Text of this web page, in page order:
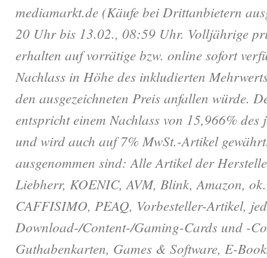
mediamarkt.de (Käufe bei Drittanbietern
20 Uhr bis 13.02., 08:59 Uhr. Volljährige
erhalten auf vorrätige bzw. online sofort
Nachlass in Höhe des inkludierten
den ausgezeichneten Preis anfallen würde.
entspricht einem Nachlass von 15,966% des
und wird auch auf 7% MwSt.-Artikel
ausgenommen sind: Alle Artikel der
Liebherr, KOENIC, AVM, Blink, Amazon,
CAFFISIMO, PEAQ, Vorbesteller-Artikel,
Download-/Content-/Gaming-Cards und -
Guthabenkarten, Games & Software, E-